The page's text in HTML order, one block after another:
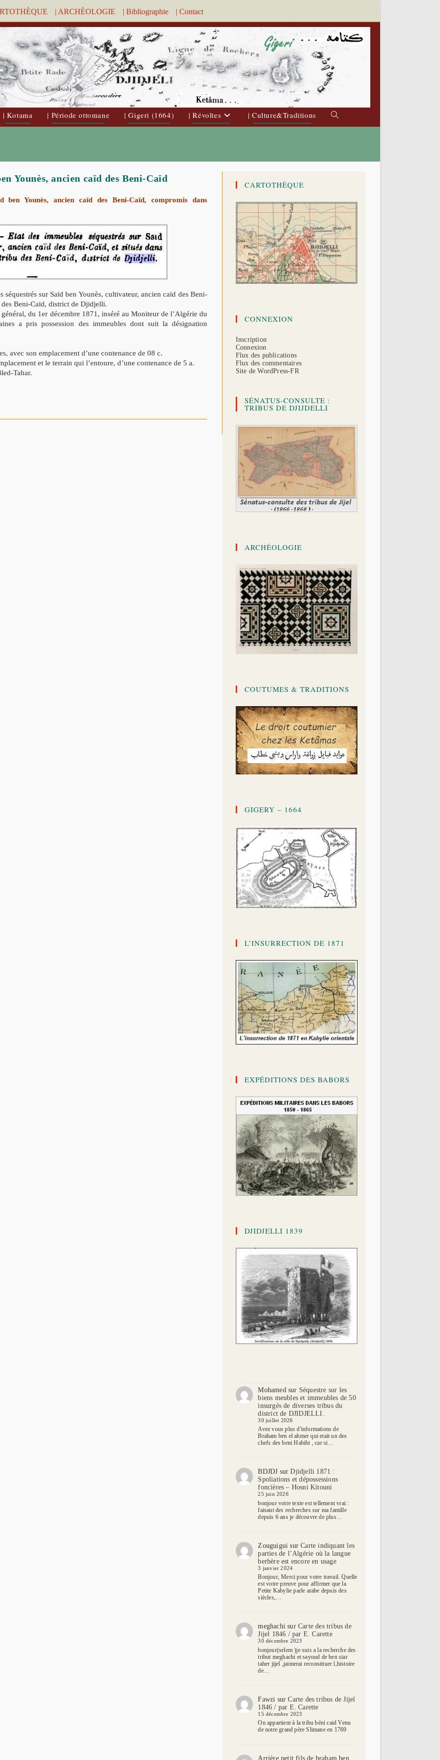
| ARCHÈOLOGIE | Bibliographie | Contact
| Kotama | Période ottomane | Gigeri (1664) | Révoltes | Culture&Traditions
Toggle
Younès, ancien caïd des Beni-Caïd
ben Younès, ancien caïd des Beni-Caïd, compromis dans
sur Saïd ben Younès, cultivateur, ancien caïd des Beni-
Beni-Caïd, district de Djidjelli.
du 1er décembre 1871, inséré au Moniteur de l’Algérie du
a pris possession des immeubles dont suit la désignation
avec son emplacement d’une contenance de 08 c.
et le terrain qui l’entoure, d’une contenance de 5 a.
Tahar.
CARTOTHÈQUE
CONNEXION
Inscription
Connexion
Flux des publications
Flux des commentaires
Site de WordPress-FR
SÉNATUS-CONSULTE :
TRIBUS DE DJIJDELLI
ARCHÉOLOGIE
COUTUMES & TRADITIONS
GIGERY – 1664
L’INSURRECTION DE 1871
EXPÉDITIONS DES BABORS
DJIDJELLI 1839
Mohamed sur Séquestre sur les
biens meubles et immeubles de 50
insurgés de diverses tribus du
district de DJIDJELLI.
30 juillet 2026
Avez vous plus d'informations de
Braham ben el ahmer qui etait un des
chefs des beni Habibi , car si…
BDJDJ surDjidjelli 1871 :
Spoliations et dépossessions
foncières – Hosni Kitouni
25 juin 2026
bonjour votre texte est tellement vrai :
faisant des recherches sur ma famille
depuis 6 ans je découvre de plus…
Zouguigui surCarte indiquant les
parties de l’Algérie où la langue
berbère est encore en usage
3 janvier 2024
Bonjour, Merci pour votre travail. Quelle
est votre preuve pour affirmer que la
Petite Kabylie parle arabe depuis des
siècles,…
meghachisur Carte des tribus de
Jijel 1846 / par E. Carette
30 décembre 2023
bonjour(selem )je suis a la recherche des
tribut meghachi et sayoud de ben siar
taher jijel ,jaimerai reconstituer l,histoire
de…
Fawzi surCarte des tribus de Jijel
1846 / par E. Carette
15 décembre 2023
On appartient à la tribu béni caid Venu
de notre grand père Slimane en 1769
Arrière petit fils de braham ben